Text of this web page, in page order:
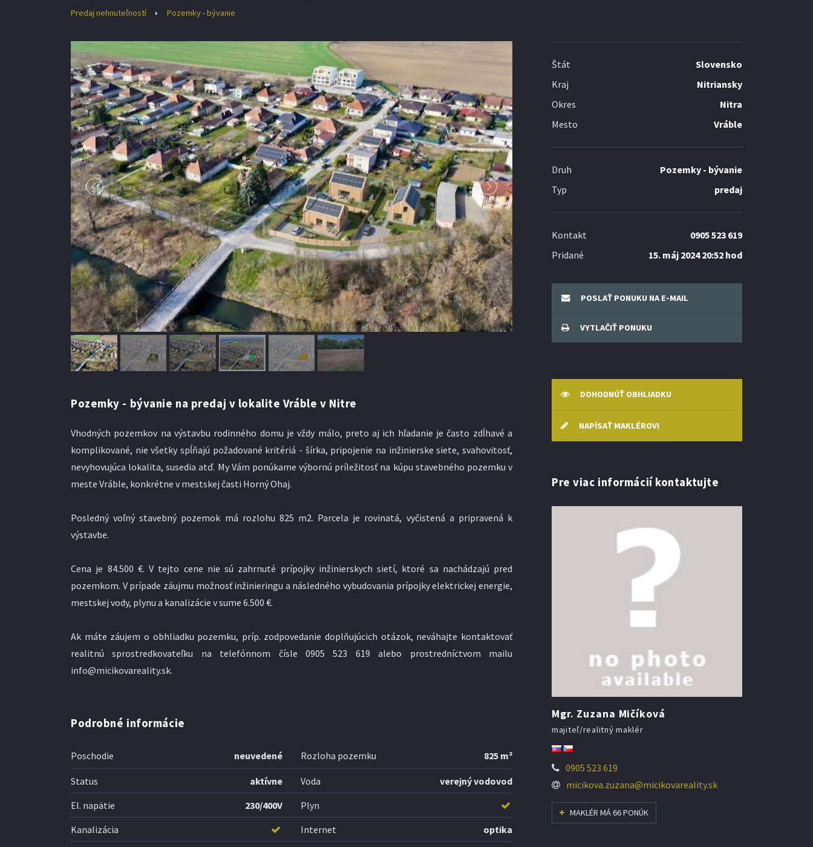
Predaj nehnuteľností Pozemky - bývanie
Pozemky - bývanie na predaj v lokalite Vráble v Nitre
Vhodných pozemkov na výstavbu rodinného domu je vždy málo, preto aj ich hľadanie je často zdĺhavé a
komplikované, nie všetky spĺňajú požadované kritériá - šírka, pripojenie na inžinierske siete, svahovitosť,
nevyhovujúca lokalita, susedia atď. My Vám ponúkame výbornú príležitosť na kúpu stavebného pozemku v
meste Vráble, konkrétne v mestskej časti Horný Ohaj.
Posledný voľný stavebný pozemok má rozlohu 825 m2. Parcela je rovinatá, vyčistená a pripravená k
výstavbe.
Cena je 84.500 €. V tejto cene nie sú zahrnuté prípojky inžinierskych sietí, ktoré sa nachádzajú pred
pozemkom. V prípade záujmu možnosť inžinieringu a následného vybudovania prípojky elektrickej energie,
mestskej vody, plynu a kanalizácie v sume 6.500 €.
Ak máte záujem o obhliadku pozemku, príp. zodpovedanie doplňujúcich otázok, neváhajte kontaktovať
realitnú sprostredkovateľku na telefónnom čísle 0905 523 619 alebo prostredníctvom mailu
info@micikovareality.sk.
Podrobné informácie
Poschodie neuvedené Rozloha pozemku 825 m²
Status aktívne Voda
verejný vodovod
El. napätie
230/400V
Plyn
Kanalizácia
Internet
optika
Štát
Slovensko
Kraj
Nitriansky
Okres
Nitra
Mesto
Vráble
Druh
Pozemky - bývanie
Typ
predaj
Kontakt
0905 523 619
Pridané
15. máj 2024 20:52 hod
POSLAŤ PONUKU NA E-MAIL
VYTLAČIŤ PONUKU
DOHODNÚŤ OBHLIADKU
NAPÍSAŤ MAKLÉROVI
Pre viac informácií kontaktujte
Mgr. Zuzana Mičíková
majiteľ/realitný maklér
0905 523 619
micikova.zuzana@micikovareality.sk
MAKLÉR MÁ 66 PONÚK